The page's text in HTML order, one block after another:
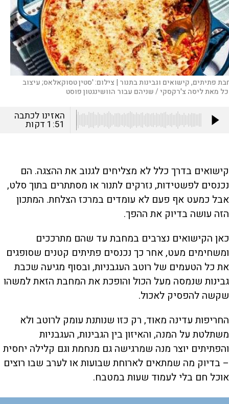
פתיתים, קישואים וגבינות בתנור | צילום:'סטין טסוקאלאס; עיצוב
מאת ליסה צ'רקסקי / שניהם עבור הוושינגטון פוסט
האזינו לכתבה
1:51 דקות
קישואים בדרך כלל לא מצליחים לגנוב את ההצגה. הם
נכנסים לפשטידות, נזרקים לתנור או מסתתרים בתוך סלט,
אבל כמעט אף פעם לא עומדים במרכז הצלחת. המתכון
הזה עושה בדיוק את ההפך.
כאן הקישואים נצרבים במחבת עד שהם מתרככים
ומשחימים מעט, אחר כך נכנסים פתיתים קטנים שסופגים
את כל הטעמים של רוטב העגבניות, ובסוף מגיעה שכבת
גבינות שנמסה מעל הכול והופכת את המחבת הזאת למשהו
שקשה להפסיק לאכול.
החריפות עדינה מאוד, רק כזו שנותנת עומק לרוטב ולא
משתלטת על המנה, והאיזון בין הגבינות, העגבניות
והפתיתים יוצר מנה שמרגישה גם מנחמת וגם קלילה יחסית
– בדיוק מה שמתאים לארוחת שבועות או לערב שבו רוצים
אוכל חם בלי לעמוד שעות במטבח.